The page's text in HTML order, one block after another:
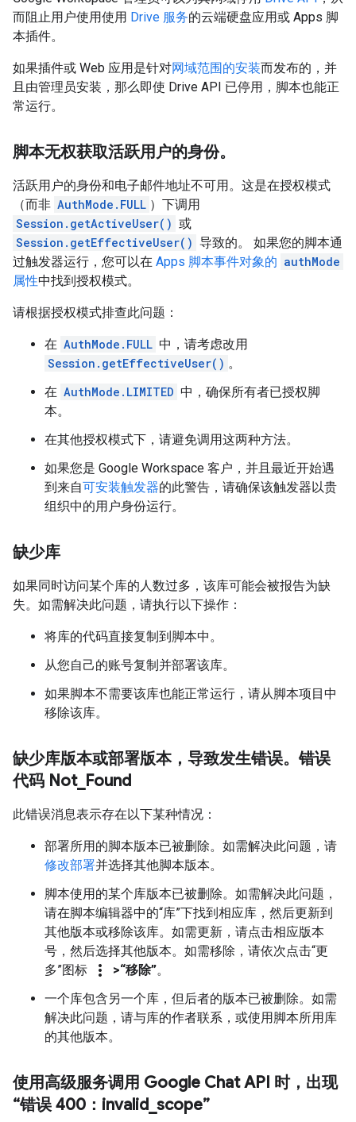
而阻止用户使用使用 Drive 服务的云端硬盘应用或 Apps 脚
本插件。
如果插件或 Web 应用是针对网域范围的安装而发布的，并
且由管理员安装，那么即使 Drive API 已停用，脚本也能正
常运行。
脚本无权获取活跃用户的身份。
活跃用户的身份和电子邮件地址不可用。这是在授权模式
（而非 AuthMode.FULL ）下调用
Session.getActiveUser() 或
Session.getEffectiveUser() 导致的。 如果您的脚本通
过触发器运行，您可以在 Apps 脚本事件对象的 authMode
属性中找到授权模式。
请根据授权模式排查此问题：
在 AuthMode.FULL 中，请考虑改用
Session.getEffectiveUser() 。
在 AuthMode.LIMITED 中，确保所有者已授权脚
本。
在其他授权模式下，请避免调用这两种方法。
如果您是 Google Workspace 客户，并且最近开始遇
到来自可安装触发器的此警告，请确保该触发器以贵
组织中的用户身份运行。
缺少库
如果同时访问某个库的人数过多，该库可能会被报告为缺
失。如需解决此问题，请执行以下操作：
将库的代码直接复制到脚本中。
从您自己的账号复制并部署该库。
如果脚本不需要该库也能正常运行，请从脚本项目中
移除该库。
缺少库版本或部署版本，导致发生错误。错误
代码 Not_ Found
此错误消息表示存在以下某种情况：
部署所用的脚本版本已被删除。如需解决此问题，请
修改部署并选择其他脚本版本。
脚本使用的某个库版本已被删除。如需解决此问题，
请在脚本编辑器中的“库”下找到相应库，然后更新到
其他版本或移除该库。如需更新，请点击相应版本
号，然后选择其他版本。如需移除，请依次点击“更
多”图标
more_vert >“移除”。
一个库包含另一个库，但后者的版本已被删除。如需
解决此问题，请与库的作者联系，或使用脚本所用库
的其他版本。
使用高级服务调用 Google Chat API 时，出现
“错误 400：invalid scope”